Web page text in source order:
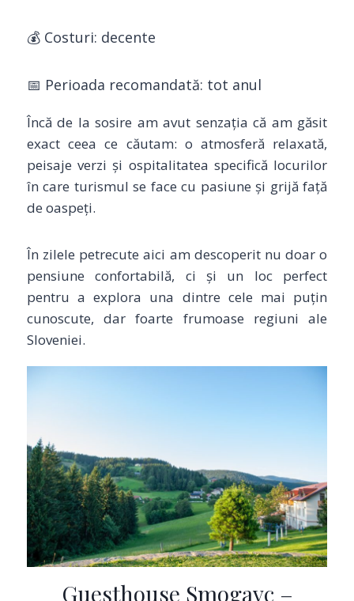
💰 Costuri: decente
📅 Perioada recomandată: tot anul
Încă de la sosire am avut senzația că am găsit
exact ceea ce căutam: o atmosferă relaxată,
peisaje verzi și ospitalitatea specifică locurilor
în care turismul se face cu pasiune și grijă față
de oaspeți.
În zilele petrecute aici am descoperit nu doar o
pensiune confortabilă, ci și un loc perfect
pentru a explora una dintre cele mai puțin
cunoscute, dar foarte frumoase regiuni ale
Sloveniei.
Guesthouse Smogavc –